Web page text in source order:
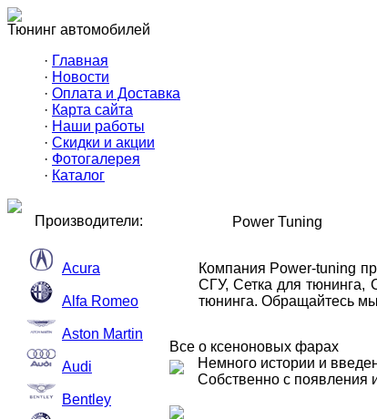
Тюнинг автомобилей
· Главная
· Новости
· Оплата и Доставка
· Карта сайта
· Наши работы
· Скидки и акции
· Фотогалерея
· Каталог
Производители:
Acura
Alfa Romeo
Aston Martin
Audi
Bentley
Power Tuning
Компания Power-tuning
СГУ, Сетка для тюнинга,
тюнинга. Обращайтесь
Все о ксеноновых фарах
Немного истории и
Собственно с появления